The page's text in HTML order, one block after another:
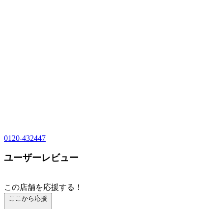
0120-432447
ユーザーレビュー
この店舗を応援する！
ここから応援